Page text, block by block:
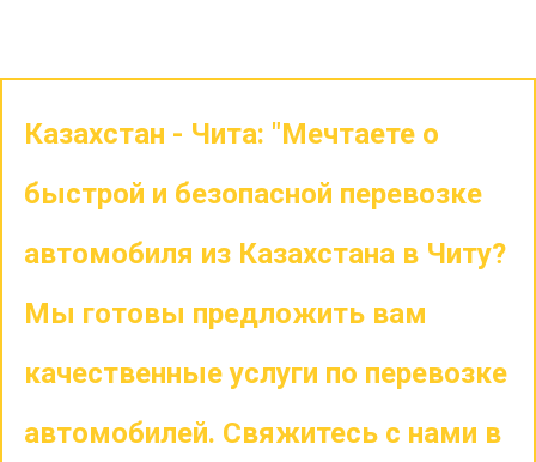
Казахстан - Чита: "Мечтаете о
быстрой и безопасной перевозке
автомобиля из Казахстана в Читу?
Мы готовы предложить вам
качественные услуги по перевозке
автомобилей. Свяжитесь с нами в